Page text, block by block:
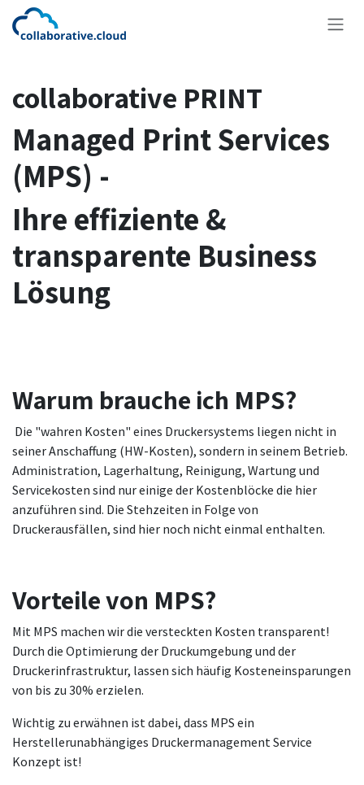
Zum Inhalt springen
collaborative PRINT
Managed Print Services
(MPS) -
Ihre effiziente &
transparente Business
Lösung
Warum brauche ich MPS?
Die "wahren Kosten" eines Druckersystems liegen nicht in
seiner Anschaffung (HW-Kosten), sondern in seinem Betrieb.
Administration, Lagerhaltung, Reinigung, Wartung und
Servicekosten sind nur einige der Kostenblöcke die hier
anzuführen sind. Die Stehzeiten in Folge von
Druckerausfällen, sind hier noch nicht einmal enthalten.
Vorteile von MPS?
Mit MPS machen wir die versteckten Kosten transparent!
Durch die Optimierung der Druckumgebung und der
Druckerinfrastruktur, lassen sich häufig Kosteneinsparungen
von bis zu 30% erzielen.
Wichtig zu erwähnen ist dabei, dass MPS ein
Herstellerunabhängiges Druckermanagement Service
Konzept ist!